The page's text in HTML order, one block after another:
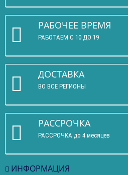
РАБОЧЕЕ ВРЕМЯ
РАБОТАЕМ С 10 ДО 19
ДОСТАВКА
ВО ВСЕ РЕГИОНЫ
РАССРОЧКА
РАССРОЧКА до 4 месяцев
ИНФОРМАЦИЯ